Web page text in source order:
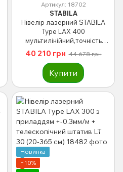
Артикул: 18702
STABILA
Нівелір лазерний STABILA
Type LAX 400
мультилінійний,точність
+-0,3мм/м
40 210 грн 44 678 грн
Купити
Новинка
−10%